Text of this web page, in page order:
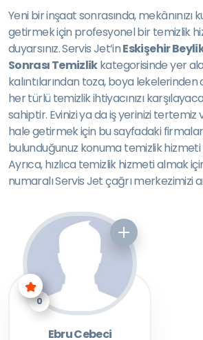
Yeni bir inşaat sonrasında, mekânınızı
getirmek için profesyonel bir temizlik
duyarsınız. Servis Jet’inEskişehir
Sonrası Temizlikkategorisinde yer
kalıntılarından toza, boya
her türlü temizlik ihtiyacınızı
sahiptir. Evinizi ya da iş yerinizi tertemiz
hale getirmek için bu sayfadaki
bulunduğunuz konuma temizlik
Ayrıca, hızlıca temizlik hizmeti almak
numaralı Servis Jet çağrı merkezimizi
0
Ebru Cebeci